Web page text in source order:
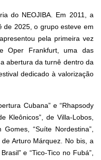
do NEOJIBA. Em 2011, a
de 2025, o grupo esteve em
pela primeira vez
Oper Frankfurt, uma das
abertura da turnê dentro da
dedicado à valorização
Cubana” e “Rhapsody
Kleônicos”, de Villa-Lobos,
Gomes, “Suíte Nordestina”,
de Arturo Márquez. No bis, a
e “Tico-Tico no Fubá”,